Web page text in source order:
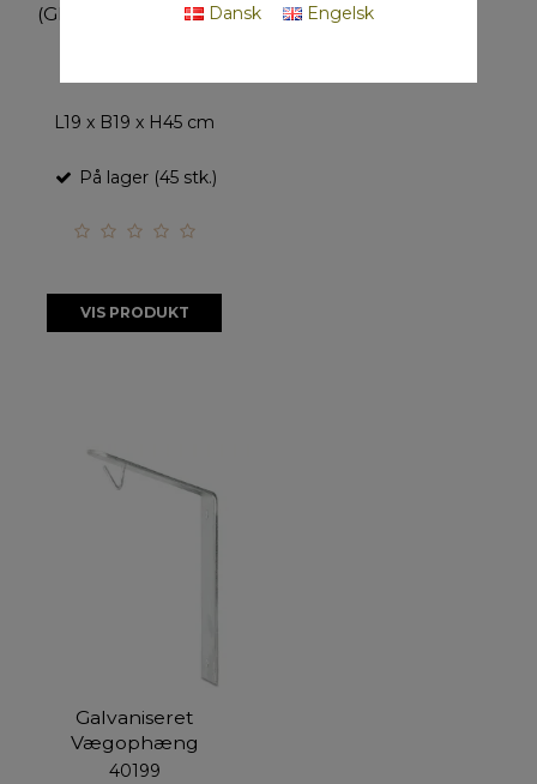
(GREB/INDPAKNING
L19 x B19 x H45 cm
På lager (45 stk.)
VIS PRODUKT
Galvaniseret
Vægophæng
40199
Dansk Engelsk